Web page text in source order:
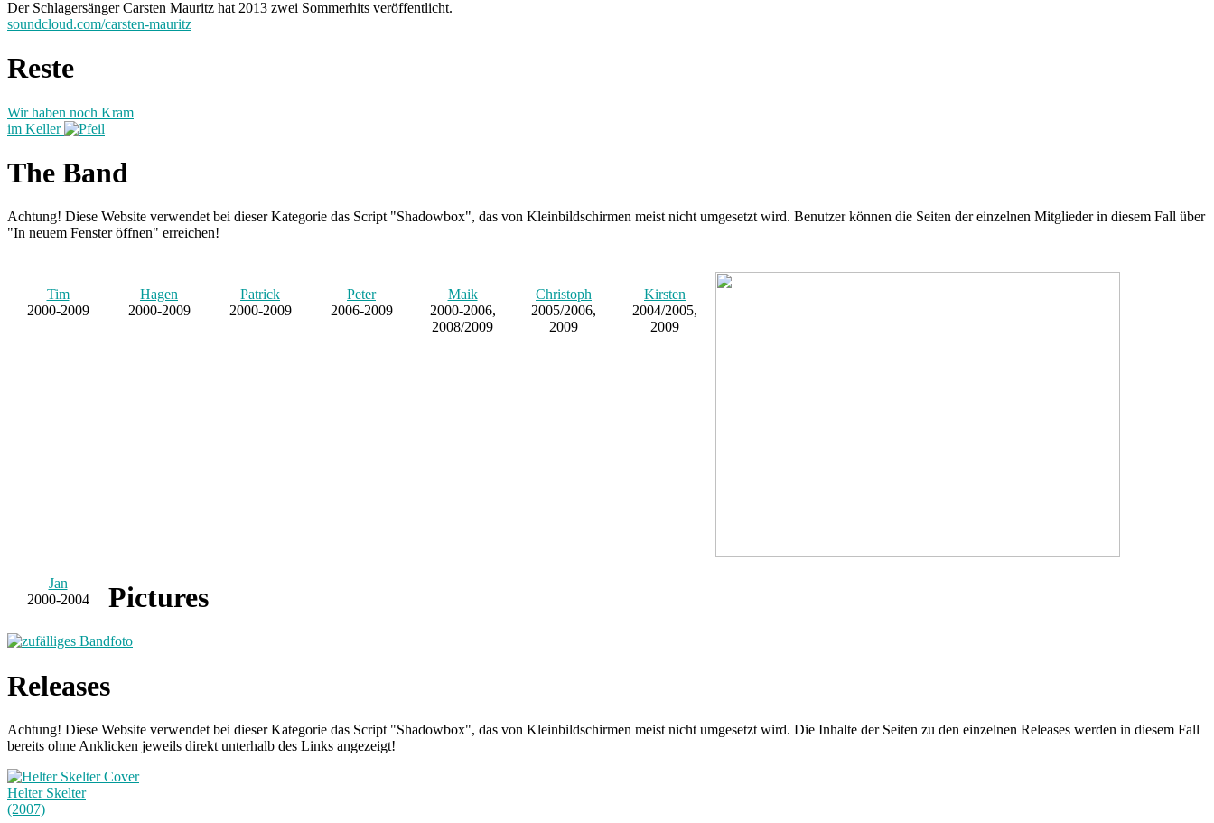
Der Schlagersänger Carsten Mauritz hat 2013 zwei Sommerhits veröffentlicht.
soundcloud.com/carsten-mauritz
Reste
Wir haben noch Kram
im Keller
The Band
Achtung! Diese Website verwendet bei dieser Kategorie das Script "Shadowbox", das von Kleinbildschirmen meist nicht umgesetzt wird. Benutzer können die Seiten der einzelnen Mitglieder in diesem Fall über
"In neuem Fenster öffnen" erreichen!
Tim
2000-2009
Hagen
2000-2009
Patrick
2000-2009
Peter
2006-2009
Maik
2000-2006,
2008/2009
Christoph
2005/2006,
2009
Kirsten
2004/2005,
2009
Jan
2000-2004
Pictures
Releases
Achtung! Diese Website verwendet bei dieser Kategorie das Script "Shadowbox", das von Kleinbildschirmen meist nicht umgesetzt wird. Die Inhalte der Seiten zu den einzelnen Releases werden in diesem Fall
bereits ohne Anklicken jeweils direkt unterhalb des Links angezeigt!
Helter Skelter
(2007)